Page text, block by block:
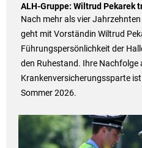
ALH-Gruppe: Wiltrud Pekarek
Nach mehr als vier
geht mit Vorständin Wiltrud
Führungspersönlichkeit der
den Ruhestand. Ihre Nachfolge
Krankenversicherungssparte
Sommer 2026.